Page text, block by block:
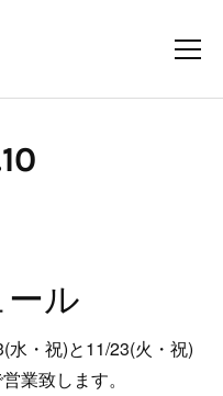
10
ール
水・祝)と11/23(火・祝)
業致します。